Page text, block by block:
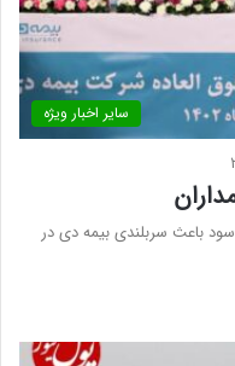
سایر اخبار ویژه
تا سه برابری سود باعث سربلندی بیمه دی در